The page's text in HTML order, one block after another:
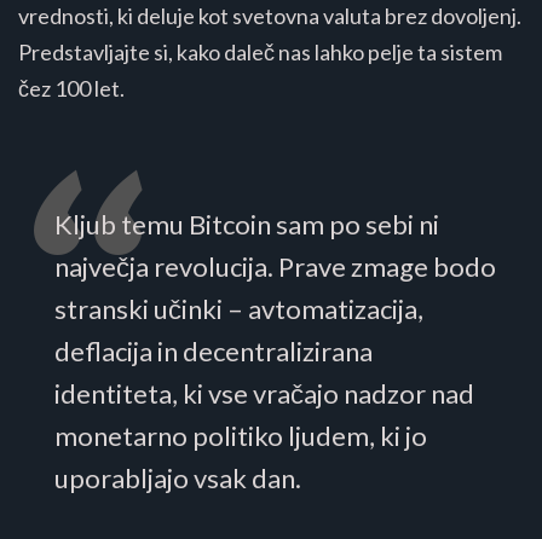
vrednosti, ki deluje kot svetovna valuta brez dovoljenj.
Predstavljajte si, kako daleč nas lahko pelje ta sistem
čez 100 let.
Kljub temu Bitcoin sam po sebi ni
največja revolucija. Prave zmage bodo
stranski učinki – avtomatizacija,
deflacija in decentralizirana
identiteta, ki vse vračajo nadzor nad
monetarno politiko ljudem, ki jo
uporabljajo vsak dan.